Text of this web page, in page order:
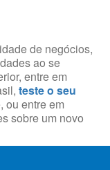
de negócios,
ao se
entre em
teste o seu
ou entre em
sobre um novo